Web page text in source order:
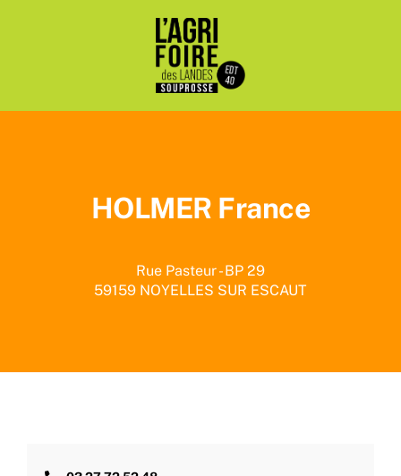
HOLMER France
Rue Pasteur - BP 29
59159 NOYELLES SUR ESCAUT